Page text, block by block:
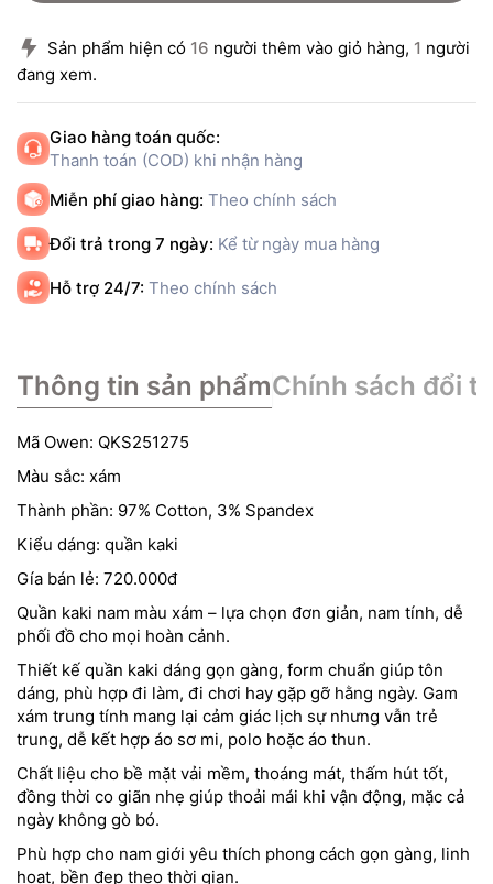
Sản phẩm hiện có 16 người thêm vào giỏ hàng, 1 người
đang xem.
Giao hàng toán quốc:
Thanh toán (COD) khi nhận hàng
Miễn phí giao hàng: Theo chính sách
Đổi trả trong 7 ngày: Kể từ ngày mua hàng
Hỗ trợ 24/7: Theo chính sách
Thông tin sản phẩmChính sách đổi
Mã Owen: QKS251275
Màu sắc: xám
Thành phần: 97% Cotton, 3% Spandex
Kiểu dáng: quần kaki
Gía bán lẻ: 720.000đ
Quần kaki nam màu xám – lựa chọn đơn giản, nam tính, dễ
phối đồ cho mọi hoàn cảnh.
Thiết kế quần kaki dáng gọn gàng, form chuẩn giúp tôn
dáng, phù hợp đi làm, đi chơi hay gặp gỡ hằng ngày. Gam
xám trung tính mang lại cảm giác lịch sự nhưng vẫn trẻ
trung, dễ kết hợp áo sơ mi, polo hoặc áo thun.
Chất liệu cho bề mặt vải mềm, thoáng mát, thấm hút tốt,
đồng thời co giãn nhẹ giúp thoải mái khi vận động, mặc cả
ngày không gò bó.
Phù hợp cho nam giới yêu thích phong cách gọn gàng, linh
hoạt, bền đẹp theo thời gian.